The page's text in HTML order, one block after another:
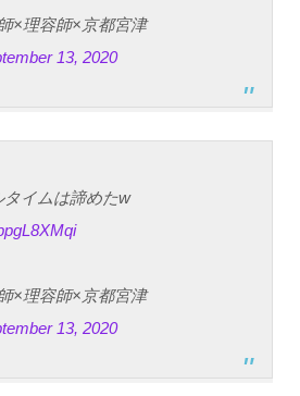
×理容師×京都宮津
13, 2020
イムは諦めたw
×理容師×京都宮津
13, 2020